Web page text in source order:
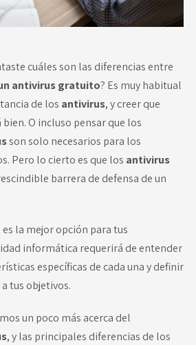
Contacto
cuáles son las diferencias entre
antivirus gratuito? Es muy habitual
de los antivirus, y creer que
O incluso pensar que los
son solo necesarios para los
Pero lo cierto es que los antivirus
barrera de defensa de un
la mejor opción para tus
informática requerirá de entender
específicas de cada una y definir
tus objetivos.
un poco más acerca del
, y las principales diferencias de los